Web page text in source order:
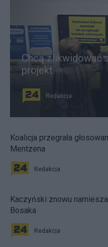
Chcą zlikwidować
projekt
Redakcja
Koalicja przegrała
Mentzena
Redakcja
Kaczyński znowu
Bosaka
Redakcja